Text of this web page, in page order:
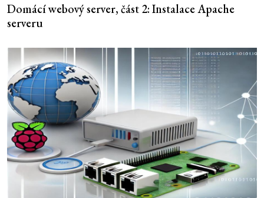
Domácí webový server, část 2: Instalace Apache
serveru